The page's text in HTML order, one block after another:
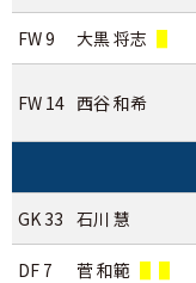
FW 9 大黒 将志
FW 14 西谷 和希
GK 33 石川 慧
DF 7 菅 和範